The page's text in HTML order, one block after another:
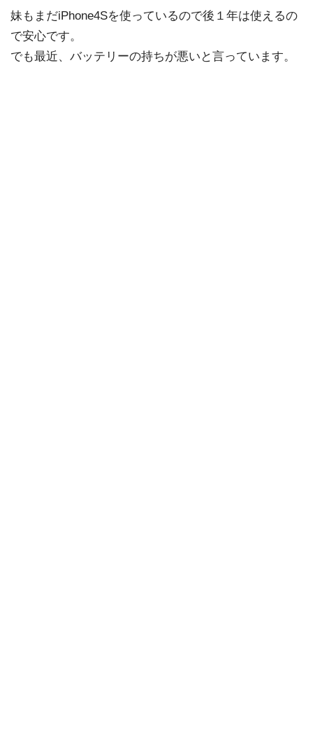
妹もまだiPhone4Sを使っているので後１年は使えるの
で安心です。
でも最近、バッテリーの持ちが悪いと言っています。